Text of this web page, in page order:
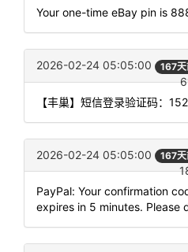
Your one-time eBay pin is
2026-02-24 05:05:00 167
【丰巢】短信登录验证码：
2026-02-24 05:05:00 167
PayPal: Your confirmation
expires in 5 minutes. Please